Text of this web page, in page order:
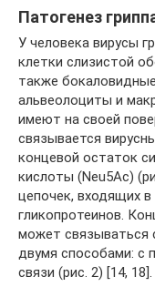
Патогенез
У человека вирусы
клетки слизистой
также
альвеолоциты и
имеют на своей
связывается
концевой остаток
кислоты (Neu5Ac)
цепочек, входящих в
гликопротеинов.
может
двумя способами: с
связи (рис. 2) [14, 18].